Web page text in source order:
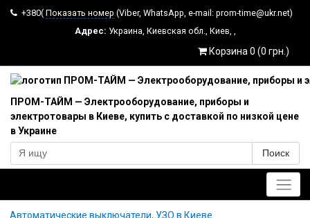
+380( Показать номер (Viber, WhatsApp, e-mail: prom-time@ukr.net)
Адрес: Украина, Киевская обл., Киев, ,
Корзина 0 (0 грн.)
ПРОМ-ТАЙМ — Электрооборудование, приборы и
электротовары в Киеве, купить с доставкой по низкой цене
в Украине
Поиск
Автоматические выключатели, УЗО в Киеве